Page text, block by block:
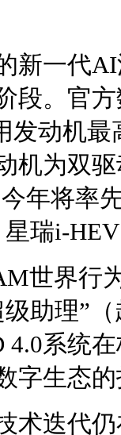
新一代
段。官
发动机
机为双
年将率
瑞i-
世界行
助理”
4.0系统
字生态
术迭代